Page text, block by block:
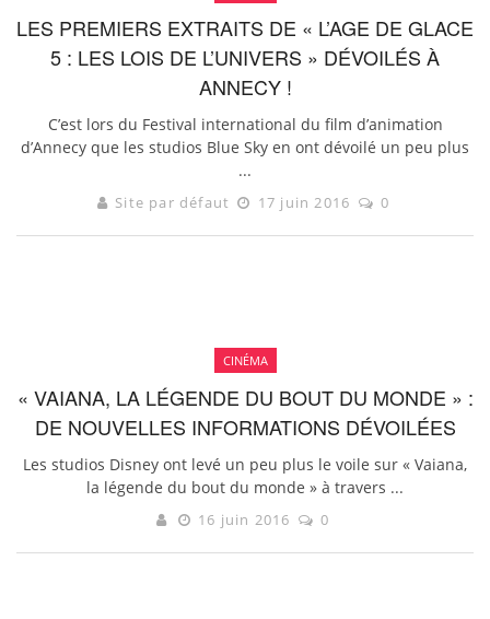
LES PREMIERS EXTRAITS DE « L’AGE DE GLACE
5 : LES LOIS DE L’UNIVERS » DÉVOILÉS À
ANNECY !
C’est lors du Festival international du film d’animation
d’Annecy que les studios Blue Sky en ont dévoilé un peu plus
...
Site par défaut 17 juin 2016 0
CINÉMA
« VAIANA, LA LÉGENDE DU BOUT DU MONDE » :
DE NOUVELLES INFORMATIONS DÉVOILÉES
Les studios Disney ont levé un peu plus le voile sur « Vaiana,
la légende du bout du monde » à travers ...
16 juin 2016 0